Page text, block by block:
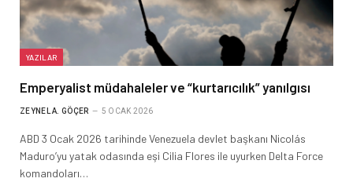
YAZILAR
Emperyalist müdahaleler ve “kurtarıcılık” yanılgısı
ZEYNEL A. GÖÇER 5 OCAK 2026
ABD 3 Ocak 2026 tarihinde Venezuela devlet başkanı Nicolás
Maduro’yu yatak odasında eşi Cilia Flores ile uyurken Delta Force
komandoları…